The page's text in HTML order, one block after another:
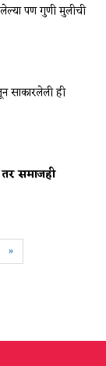
पण गुणी मुलीची
साकारलेली ही
समाजही
»